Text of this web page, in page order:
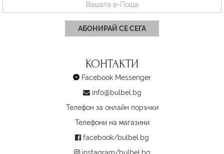
АБОНИРАЙ СЕ СЕГА
КОНТАКТИ
Facebook Messenger
info@bulbel.bg
Телефон за онлайн поръчки
Телефони на магазини
facebook/bulbel.bg